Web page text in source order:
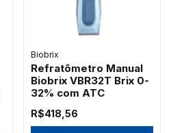
Biobrix
Refratômetro Manual
Biobrix VBR32T Brix 0-
32% com ATC
R$418,56